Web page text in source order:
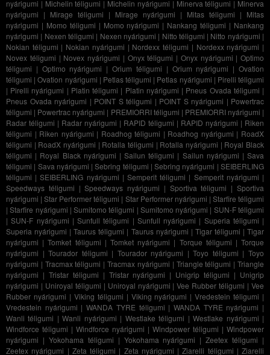
nyárigumi | Michelin téligumi | Michelin nyárigumi | Minerva téligumi | Minerva
nyárigumi | Mirage téligumi | Mirage nyárigumi | Mitas téligumi | Mitas
nyárigumi | Momo téligumi | Momo nyárigumi | Nankang téligumi | Nankang
nyárigumi | Nexen téligumi | Nexen nyárigumi | Nitto téligumi | Nitto nyárigumi |
Nokian téligumi | Nokian nyárigumi | Nordexx téligumi | Nordexx nyárigumi |
Novex téligumi | Novex nyárigumi | Onyx téligumi | Onyx nyárigumi | Optimo
téligumi | Optimo nyárigumi |Orium téligumi | Orium nyárigumi |Ovation
téligumi |Ovation nyárigumi | Petlas téligumi | Petlas nyárigumi | Pirelli téligumi
| Pirelli nyárigumi | Platin téligumi | Platin nyárigumi | Pneus Ovada téligumi |
Pneus Ovada nyárigumi | POINT S téligumi | POINT S nyárigumi | Powertrac
téligumi | Powertrac nyárigumi | PREMIORRI téligumi | PREMIORRI nyárigumi |
Radar téligumi | Radar nyárigumi | RAPID téligumi | RAPID nyárigumi | Riken
téligumi | Riken nyárigumi | Roadhog téligumi | Roadhog nyárigumi | RoadX
téligumi | RoadX nyárigumi | Rotalla téligumi | Rotalla nyárigumi | Royal Black
téligumi | Royal Black nyárigumi |Sailun téligumi | Sailun nyárigumi |Sava
téligumi | Sava nyárigumi |Sebring téligumi |Sebring nyárigumi |SEIBERLING
téligumi |SEIBERLING nyárigumi |Semperit téligumi | Semperit nyárigumi |
Speedways téligumi |Speedways nyárigumi | Sportiva téligumi |Sportiva
nyárigumi |Star Performer téligumi | Star Performer nyárigumi | Starfire téligumi
|Starfire nyárigumi |Sumitomo téligumi | Sumitomo nyárigumi | SUN-F téligumi
|SUN-F nyárigumi | Sunfull téligumi | Sunfull nyárigumi | Superia téligumi |
Superia nyárigumi |Taurus téligumi | Taurus nyárigumi | Tigar téligumi |Tigar
nyárigumi |Tomket téligumi | Tomket nyárigumi | Torque téligumi |Torque
nyárigumi |Tourador téligumi | Tourador nyárigumi |Toyo téligumi |Toyo
nyárigumi | Tracmax téligumi |Tracmax nyárigumi | Triangle téligumi |Triangle
nyárigumi | Tristar téligumi | Tristar nyárigumi | Unigrip téligumi | Unigrip
nyárigumi | Uniroyal téligumi | Uniroyal nyárigumi |Vee Rubber téligumi |Vee
Rubber nyárigumi | Viking téligumi | Viking nyárigumi |Vredestein téligumi |
Vredestein nyárigumi |WANDA TYRE téligumi | WANDA TYRE nyárigumi |
Wanli téligumi |Wanli nyárigumi | Westlake téligumi |Westlake nyárigumi |
Windforce téligumi | Windforce nyárigumi | Windpower téligumi | Windpower
nyárigumi | Yokohama téligumi | Yokohama nyárigumi |Zeetex téligumi |
Zeetex nyárigumi | Zeta téligumi | Zeta nyárigumi |Ziarelli téligumi | Ziarelli